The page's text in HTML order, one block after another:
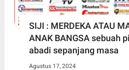
SIJI : MERDEKA ATAU
ANAK BANGSA sebuah
abadi sepanjang masa
Agustus 17, 2024